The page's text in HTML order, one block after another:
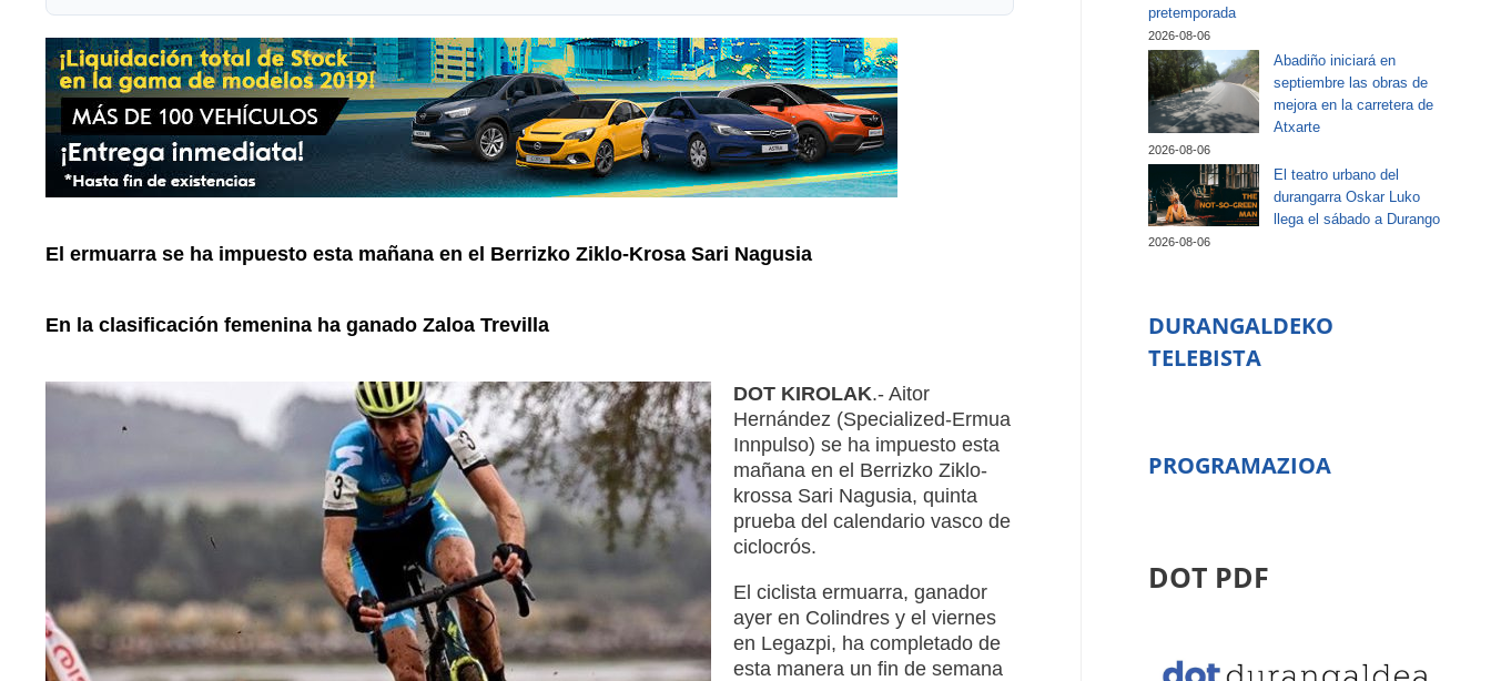
El ermuarra se ha impuesto esta mañana en el Berrizko Ziklo-Krosa Sari Nagusia
En la clasificación femenina ha ganado Zaloa Trevilla
DOT KIROLAK.- Aitor
Hernández (Specialized-Ermua
Innpulso) se ha impuesto esta
mañana en el Berrizko Ziklo-
krossa Sari Nagusia, quinta
prueba del calendario vasco de
ciclocrós.
El ciclista ermuarra, ganador
ayer en Colindres y el viernes
en Legazpi, ha completado de
esta manera un fin de semana
pretemporada
2026-08-06
Abadiño iniciará en
septiembre las obras de
mejora en la carretera de
Atxarte
2026-08-06
El teatro urbano del
durangarra Oskar Luko
llega el sábado a Durango
2026-08-06
DURANGALDEKO
TELEBISTA
PROGRAMAZIOA
DOT PDF